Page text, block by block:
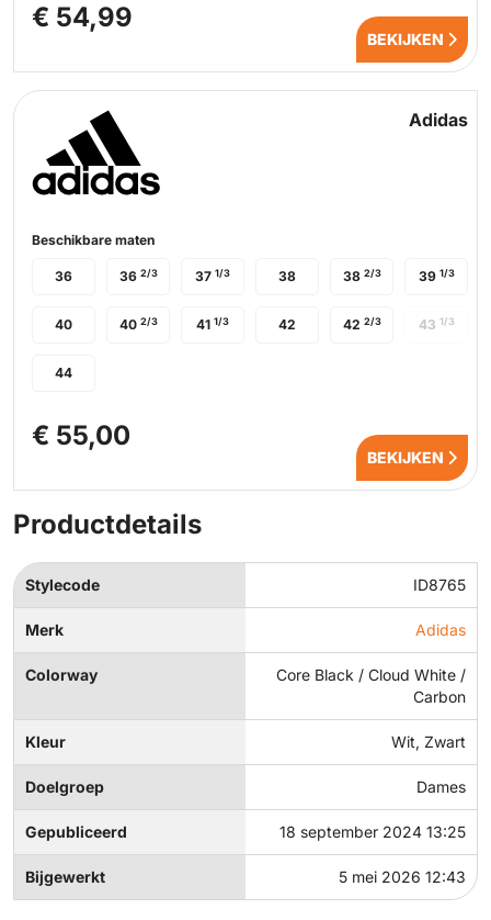
€ 54,99
BEKIJKEN
Adidas
Beschikbare maten
36 36 2/3 37 1/3 38 38 2/3 39 1/3
40 40 2/3 41 1/3 42 42 2/3
44
43 1/3
€ 55,00
BEKIJKEN
Productdetails
Stylecode ID8765
Merk Adidas
Colorway
Core Black / Cloud White /
Carbon
Kleur Wit, Zwart
Doelgroep Dames
Gepubliceerd 18 september 2024 13:25
Bijgewerkt 5 mei 2026 12:43